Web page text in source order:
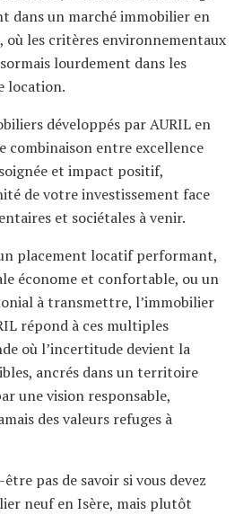
dans un marché immobilier en
les critères environnementaux
lourdement dans les
location.
développés par AURIL en
entre excellence
et impact positif,
de votre investissement face
et sociétales à venir.
placement locatif performant,
économe et confortable, ou un
à transmettre, l’immobilier
répond à ces multiples
où l’incertitude devient la
ancrés dans un territoire
une vision responsable,
des valeurs refuges à
pas de savoir si vous devez
neuf en Isère, mais plutôt